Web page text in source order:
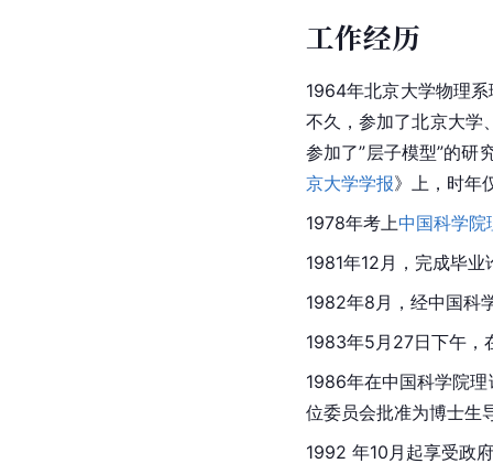
工作经历
1964年北京大学物理
不久，参加了北京大学
参加了”层子模型”的研
京大学学报》上，时年
1978年考上中国科学院
1981年12月，完成毕
1982年8月，经中国科
1983年5月27日下午，
1986年在中国科学院
位委员会批准为博士生
1992 年10月起享受政